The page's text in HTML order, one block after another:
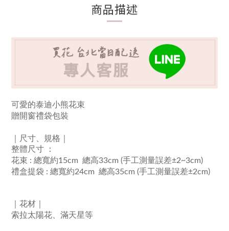
商品描述
可愛的泰迪小熊花束
贈開窗禮袋包裝
｜ 尺寸、規格 ｜
整體尺寸
：
花束 : 總寬約15cm 總高33cm (手工測量誤差±2~3cm)
禮盒提袋 : 總寬約24cm 總高35cm (手工測量誤差±2cm)
｜ 花材 ｜
索拉太陽花、滿天星等